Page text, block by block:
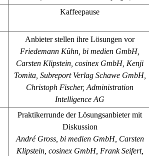
Kaffeepause
Anbieter stellen ihre Lösungen vor
Friedemann Kühn, bi medien GmbH,
Carsten Klipstein, cosinex GmbH, Kenji
Tomita, Subreport Verlag Schawe GmbH,
Christoph Fischer, Administration
Intelligence AG
Praktikerrunde der Lösungsanbieter mit
Diskussion
André Gross, bi medien GmbH, Carsten
Klipstein, cosinex GmbH, Frank Seifert,